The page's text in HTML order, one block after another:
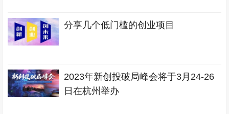
分享几个低门槛的创业项目
2023年新创投破局峰会将于3月24-26
日在杭州举办